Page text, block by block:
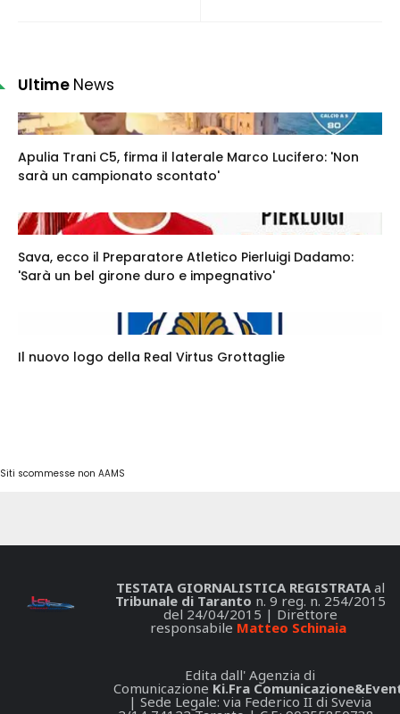
Ultime News
Apulia Trani C5, firma il laterale Marco Lucifero: 'Non
sarà un campionato scontato'
Sava, ecco il Preparatore Atletico Pierluigi Dadamo:
'Sarà un bel girone duro e impegnativo'
Il nuovo logo della Real Virtus Grottaglie
Siti scommesse non AAMS
TESTATA GIORNALISTICA REGISTRATAal
Tribunale di Taranto n. 9 reg. n. 254/2015
del 24/04/2015 | Direttore
responsabile Matteo Schinaia
Edita dall' Agenzia di
Comunicazione Ki.Fra
| Sede Legale: via Federico II di Svevia